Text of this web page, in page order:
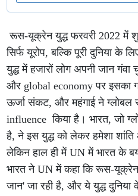
रूस-यूक्रेन युद्ध फरवरी 2022
सिर्फ यूरोप, बल्कि पूरी दुनिया के
युद्ध में हजारों लोग अपनी जान
और global economy पर इसका
ऊर्जा संकट, और महंगाई ने ग्लोबल
influence किया है। भारत, जो
है, ने इस युद्ध को लेकर हमेशा
लेकिन हाल ही में UN में भारत के
भारत ने UN में कहा कि रूस-यूक्रेन
जान' जा रही है, और ये युद्ध